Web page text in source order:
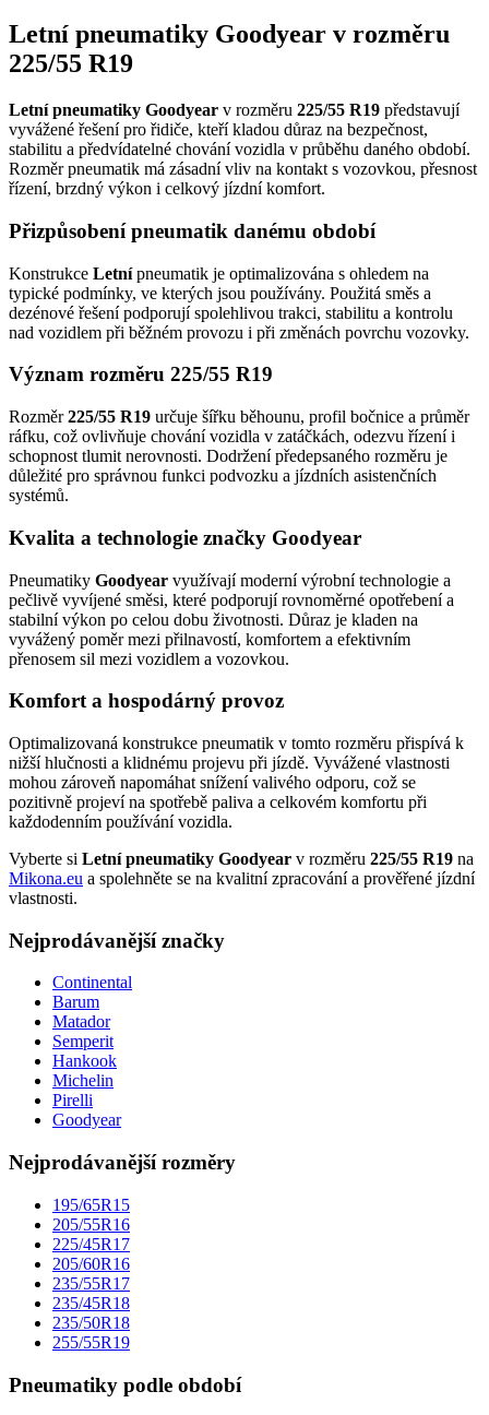
Letní pneumatiky Goodyear v rozměru
225/55 R19
Letní pneumatiky Goodyear v rozměru 225/55 R19 představují
vyvážené řešení pro řidiče, kteří kladou důraz na bezpečnost,
stabilitu a předvídatelné chování vozidla v průběhu daného období.
Rozměr pneumatik má zásadní vliv na kontakt s vozovkou, přesnost
řízení, brzdný výkon i celkový jízdní komfort.
Přizpůsobení pneumatik danému období
Konstrukce Letnípneumatik je optimalizována s ohledem na
typické podmínky, ve kterých jsou používány. Použitá směs a
dezénové řešení podporují spolehlivou trakci, stabilitu a kontrolu
nad vozidlem při běžném provozu i při změnách povrchu vozovky.
Význam rozměru 225/55 R19
Rozměr225/55 R19 určuje šířku běhounu, profil bočnice a průměr
ráfku, což ovlivňuje chování vozidla v zatáčkách, odezvu řízení i
schopnost tlumit nerovnosti. Dodržení předepsaného rozměru je
důležité pro správnou funkci podvozku a jízdních asistenčních
systémů.
Kvalita a technologie značky Goodyear
Pneumatiky Goodyear využívají moderní výrobní technologie a
pečlivě vyvíjené směsi, které podporují rovnoměrné opotřebení a
stabilní výkon po celou dobu životnosti. Důraz je kladen na
vyvážený poměr mezi přilnavostí, komfortem a efektivním
přenosem sil mezi vozidlem a vozovkou.
Komfort a hospodárný provoz
Optimalizovaná konstrukce pneumatik v tomto rozměru přispívá k
nižší hlučnosti a klidnému projevu při jízdě. Vyvážené vlastnosti
mohou zároveň napomáhat snížení valivého odporu, což se
pozitivně projeví na spotřebě paliva a celkovém komfortu při
každodenním používání vozidla.
Vyberte si Letní pneumatiky Goodyear v rozměru 225/55 R19 na
Mikona.eu a spolehněte se na kvalitní zpracování a prověřené jízdní
vlastnosti.
Nejprodávanější značky
Continental
Barum
Matador
Semperit
Hankook
Michelin
Pirelli
Goodyear
Nejprodávanější rozměry
195/65R15
205/55R16
225/45R17
205/60R16
235/55R17
235/45R18
235/50R18
255/55R19
Pneumatiky podle období